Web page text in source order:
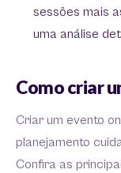
sessões mais
uma análise
Como criar
Criar um evento
planejamento
Confira as